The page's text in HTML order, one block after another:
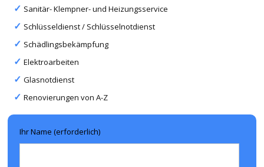
Sanitär- Klempner- und Heizungsservice
Schlüsseldienst / Schlüsselnotdienst
Schädlingsbekämpfung
Elektroarbeiten
Glasnotdienst
Renovierungen von A-Z
Ihr Name (erforderlich)